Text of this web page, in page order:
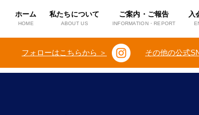
ホーム
HOME
私たちについて
ABOUT US
ご案内・ご報告
INFORMATION・REPORT
入
フォローはこちらから ＞ その他の公式